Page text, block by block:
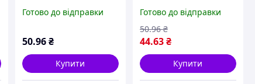
Готово до відправки
50.96 ₴
Купити
600 мл
Готово до відправки
44.63₴
50.96 ₴
Купити